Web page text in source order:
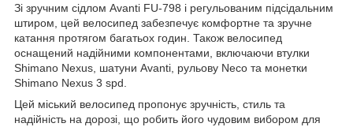
Зі зручним сідлом Avanti FU-798 і регульованим підсідальним
штиром, цей велосипед забезпечує комфортне та зручне
катання протягом багатьох годин. Також велосипед
оснащений надійними компонентами, включаючи втулки
Shimano Nexus, шатуни Avanti, рульову Neco та монетки
Shimano Nexus 3 spd.
Цей міський велосипед пропонує зручність, стиль та
надійність на дорозі, що робить його чудовим вибором для